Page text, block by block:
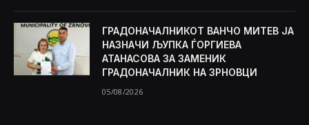
ГРАДОНАЧАЛНИКОТ ВАНЧО МИТЕВ ЈА
НАЗНАЧИ ЉУПКА ЃОРГИЕВА
АТАНАСОВА ЗА ЗАМЕНИК
ГРАДОНАЧАЛНИК НА ЗРНОВЦИ
05/08/2026